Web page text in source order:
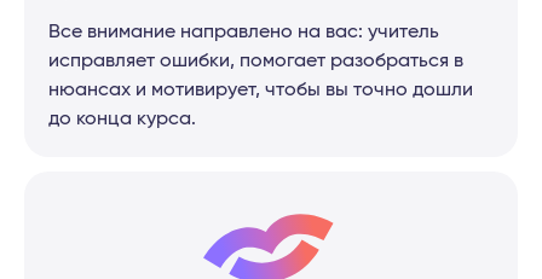
Все внимание направлено на вас: учитель
исправляет ошибки, помогает разобраться в
нюансах и мотивирует, чтобы вы точно дошли
до конца курса.